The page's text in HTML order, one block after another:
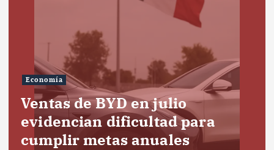
Economía
Ventas de BYD en julio
evidencian dificultad para
cumplir metas anuales